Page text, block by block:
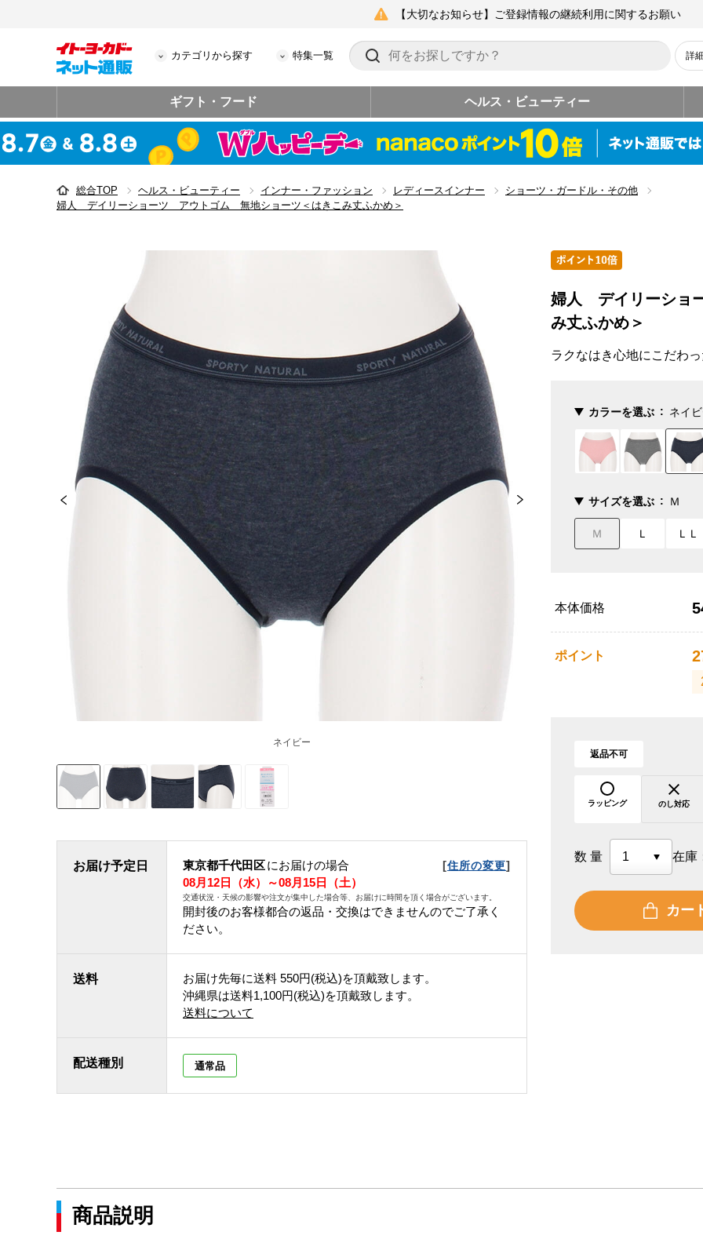
【大切なお知らせ】ご登録情報の継続利用に関するお願い
カテゴリから探す 特集一覧 詳
ギフト・フード ヘルス・ビューティー
総合TOP ヘルス・ビューティー インナー・ファッション レディースインナー
ショーツ・ガードル・その他
婦人 デイリーショーツ アウトゴム 無地ショーツ＜はきこみ丈ふかめ＞
ネイビー
お届け予定日 東京都千代田区にお届けの場合 [住所の変更]
08月12日（水）～08月15日（土）
交通状況・天候の影響や注文が集中した場合等、お届けに時間を頂く場合がございます。
開封後のお客様都合の返品・交換はできませんのでご了承く
ださい。
送料 お届け先毎に送料 550円(税込)を頂戴致します。
沖縄県は送料1,100円(税込)を頂戴致します。
送料について
配送種別 通常品
婦人 デイリーショ
み丈ふかめ＞
ラクなはき心地にこだわ
カラーを選ぶ ネイ
サイズを選ぶ Ｍ
Ｍ Ｌ ＬＬ
本体価格
ポイント
返品不可
ラッピング のし対応
数量 在庫
カー
商品説明